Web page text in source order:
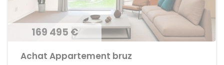
169 495 €
Achat Appartement bruz